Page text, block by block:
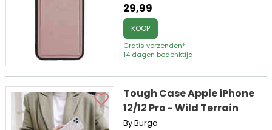
29,99
KOOP
Gratis verzenden*
14 dagen bedenktijd
Tough Case Apple iPhone
12/12 Pro - Wild Terrain
By Burga